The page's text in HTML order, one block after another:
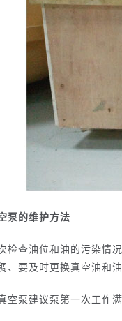
泵的维护方法
检查油位和油的污染情
、要及时更换真空油和
空泵建议泵第一次工作